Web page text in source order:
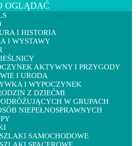
OGLĄDAĆ
I HISTORIA
I WYSTAWY
AKTYWNY I PRZYGODY
I URODA
I WYPOCZYNEK
Z DZIEĆMI
W GRUPACH
NIEPEŁNOSPRAWNYCH
SZLAKI SAMOCHODOWE